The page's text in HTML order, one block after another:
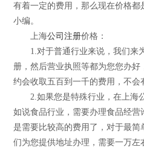
有着一定的费用，那么现在价格
小编。
上海公司注册价格：
1.对于普通行业来说，我们来
册，然后营业执照等都为您您办
约会收取五百到一千的费用，不会
2.如果您是特殊行业，在上海
如说食品行业，需要办理食品经
是需要比较高的费用了，对于最
们为您提供地址办理，需要一万